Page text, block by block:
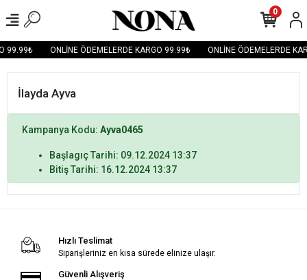
99.99₺ ONLİNE ÖDEMELERDE KARGO 99.99₺ ONLİNE ÖDEMELERDE
0
İlayda Ayva
Kampanya Kodu: Ayva0465
Başlagıç Tarihi: 09.12.2024 13:37
Bitiş Tarihi: 16.12.2024 13:37
Hızlı Teslimat
Siparişleriniz en kısa sürede elinize ulaşır.
Güvenli Alışveriş